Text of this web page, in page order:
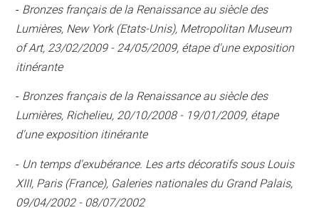
- Bronzes français de la Renaissance au siècle des
Lumières, New York (Etats-Unis), Metropolitan Museum
of Art, 23/02/2009 - 24/05/2009, étape d'une exposition
itinérante
- Bronzes français de la Renaissance au siècle des
Lumières, Richelieu, 20/10/2008 - 19/01/2009, étape
d'une exposition itinérante
- Un temps d'exubérance. Les arts décoratifs sous Louis
XIII, Paris (France), Galeries nationales du Grand Palais,
09/04/2002 - 08/07/2002